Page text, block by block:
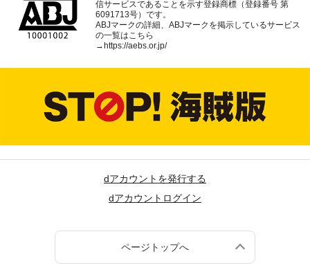
信サービスであることを示す登録商標（登録番号 第
6091713号）です。
ABJマークの詳細、ABJマークを掲示しているサービス
の一覧はこちら
→https://aebs.or.jp/
dアカウントを発行する
dアカウントログイン
ページトップへ